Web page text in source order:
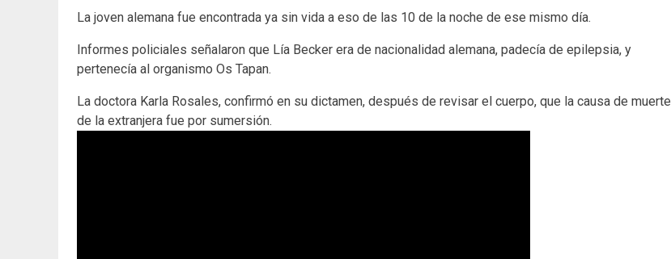
La joven alemana fue encontrada ya sin vida a eso de las 10 de la noche de ese mismo día.
Informes policiales señalaron que Lía Becker era de nacionalidad alemana, padecía de epilepsia, y
pertenecía al organismo Os Tapan.
La doctora Karla Rosales, confirmó en su dictamen, después de revisar el cuerpo, que la causa de muerte
de la extranjera fue por sumersión.